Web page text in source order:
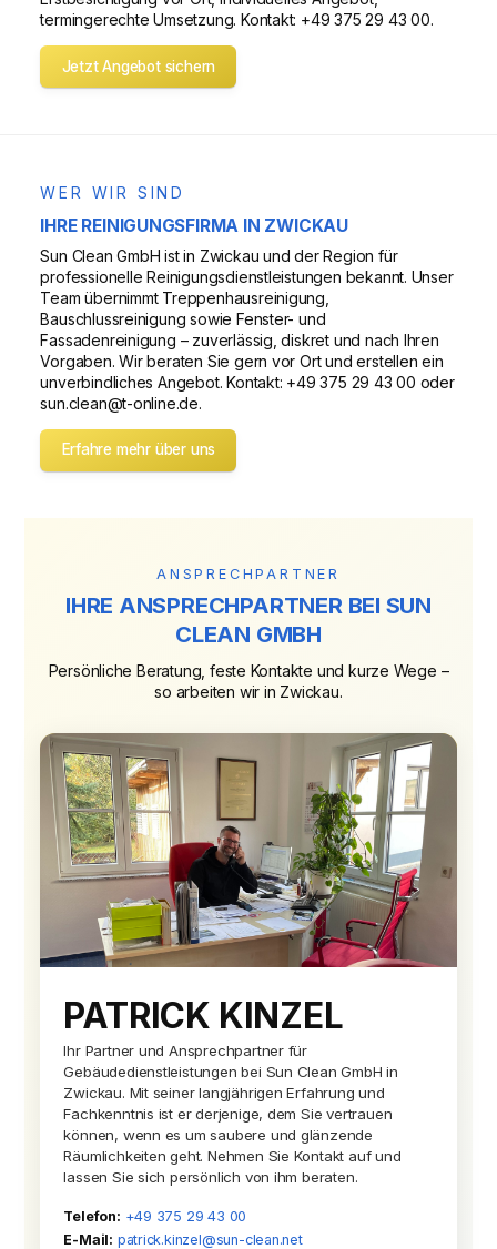
termingerechte Umsetzung. Kontakt: +49 375 29 43 00.
Jetzt Angebot sichern
WER WIR SIND
IHRE REINIGUNGSFIRMA IN ZWICKAU
Sun Clean GmbH ist in Zwickau und der Region für
professionelle Reinigungsdienstleistungen bekannt. Unser
Team übernimmt Treppenhausreinigung,
Bauschlussreinigung sowie Fenster- und
Fassadenreinigung – zuverlässig, diskret und nach Ihren
Vorgaben. Wir beraten Sie gern vor Ort und erstellen ein
unverbindliches Angebot. Kontakt: +49 375 29 43 00 oder
sun.clean@t-online.de.
Erfahre mehr über uns
ANSPRECHPARTNER
IHRE ANSPRECHPARTNER BEI SUN
CLEAN GMBH
Persönliche Beratung, feste Kontakte und kurze Wege –
so arbeiten wir in Zwickau.
PATRICK KINZEL
Ihr Partner und Ansprechpartner für
Gebäudedienstleistungen bei Sun Clean GmbH in
Zwickau. Mit seiner langjährigen Erfahrung und
Fachkenntnis ist er derjenige, dem Sie vertrauen
können, wenn es um saubere und glänzende
Räumlichkeiten geht. Nehmen Sie Kontakt auf und
lassen Sie sich persönlich von ihm beraten.
Telefon: +49 375 29 43 00
E-Mail: patrick.kinzel@sun-clean.net